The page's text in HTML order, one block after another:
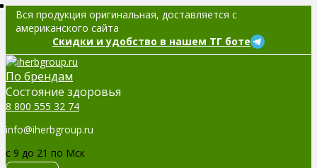
Вся продукция оригинальная, доставляется с
американского сайта
Скидки и удобство в нашем ТГ боте
По брендам
Cостояние здоровья
8 800 555 32 74
info@iherbgroup.ru
c 9 до 21 по Мск